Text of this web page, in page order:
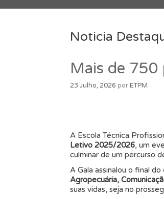
Noticia
Mais de 750
23 Julho, 2026 porETPM
A Escola Técnica
Letivo 2025/2026, um
culminar de um percurso
A Gala assinalou o final
Agropecuária,
suas vidas, seja no